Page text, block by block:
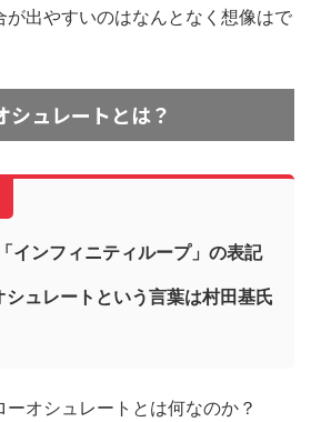
が出やすいのはなんとなく想像はで
シュレートとは？
インフィニティループ」の表記
シュレートという言葉は村田基氏
オシュレートとは何なのか？